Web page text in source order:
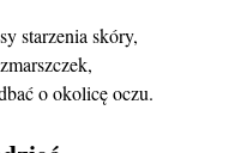
starzenia skóry,
o okolicę oczu.